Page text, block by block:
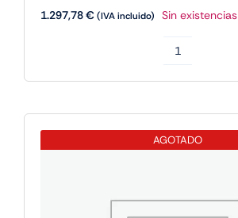
1.297,78€(IVA incluido) Sin existencias
IPAD
13
AGOTADO